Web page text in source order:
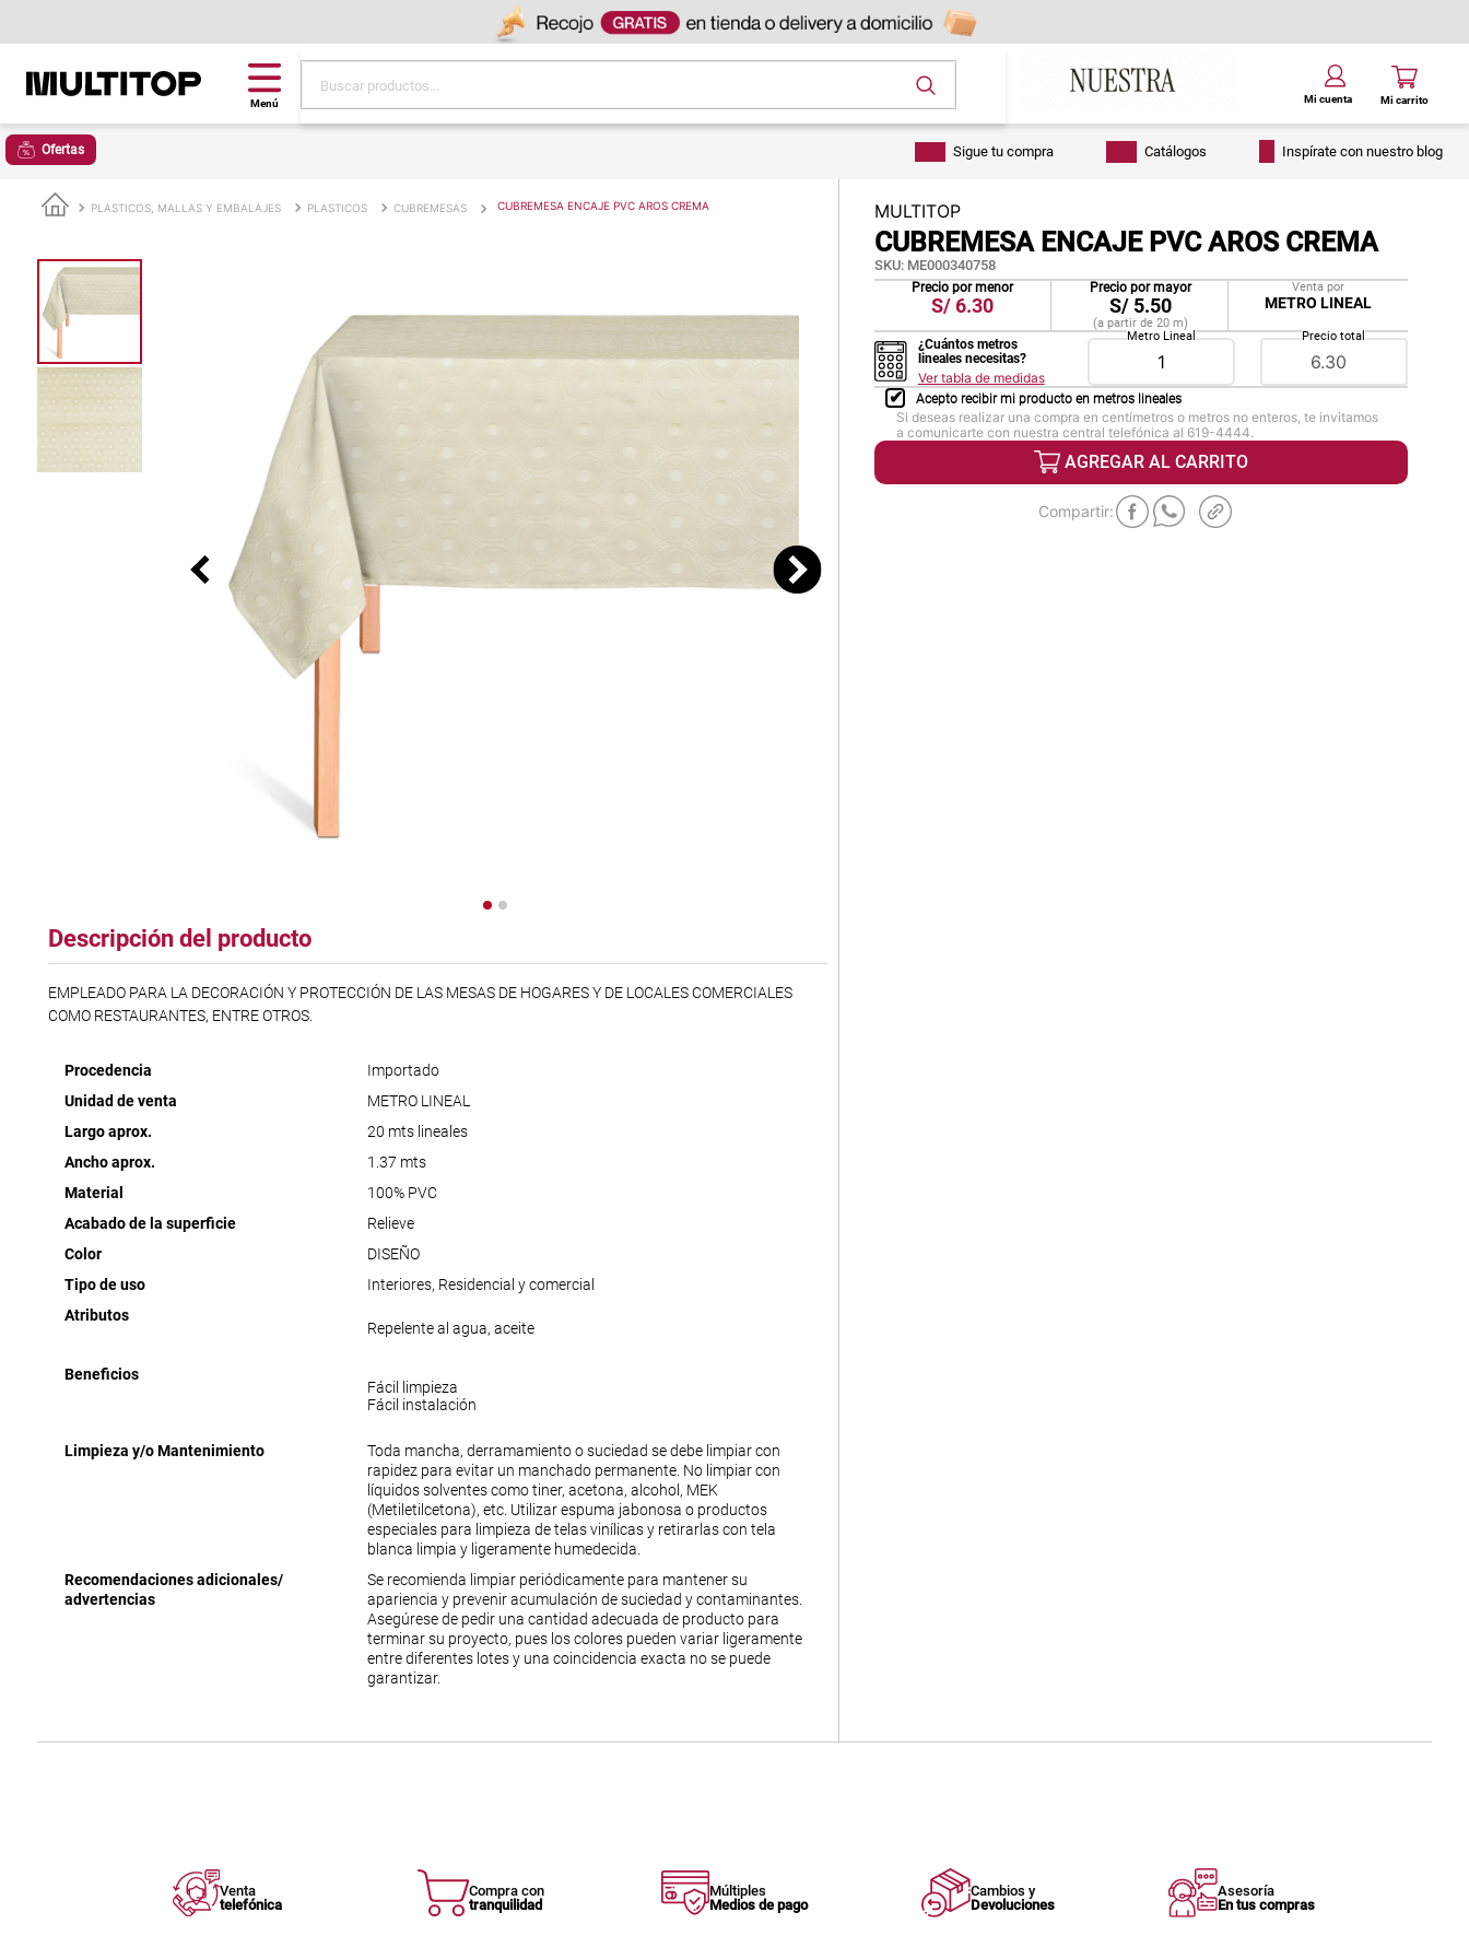
Ofertas Sigue tu compra Catálogos Inspírate con nuestro blog
PLASTICOS, MALLAS Y EMBALAJES PLASTICOS CUBREMESAS CUBREMESA ENCAJE PVC AROS CREMA
Descripción del producto
EMPLEADO PARA LA DECORACIÓN Y PROTECCIÓN DE LAS MESAS DE HOGARES Y DE LOCALES COMERCIALES
COMO RESTAURANTES, ENTRE OTROS.
Procedencia
Importado
Unidad de venta
METRO LINEAL
Largo aprox.
20 mts lineales
Ancho aprox.
1.37 mts
Material
100% PVC
Acabado de la superficie
Relieve
Color
DISEÑO
Tipo de uso
Interiores, Residencial y comercial
Atributos
Repelente al agua, aceite
Beneficios
Fácil limpieza
Fácil instalación
Limpieza y/o Mantenimiento
Toda mancha, derramamiento o suciedad se debe limpiar con
rapidez para evitar un manchado permanente. No limpiar con
líquidos solventes como tiner, acetona, alcohol, MEK
(Metiletilcetona), etc. Utilizar espuma jabonosa o productos
especiales para limpieza de telas vinílicas y retirarlas con tela
blanca limpia y ligeramente humedecida.
Recomendaciones adicionales/
advertencias
Se recomienda limpiar periódicamente para mantener su
apariencia y prevenir acumulación de suciedad y contaminantes.
Asegúrese de pedir una cantidad adecuada de producto para
terminar su proyecto, pues los colores pueden variar ligeramente
entre diferentes lotes y una coincidencia exacta no se puede
garantizar.
MULTITOP
CUBREMESA ENCAJE PVC AROS CREMA
SKU: ME000340758
Precio por menor
S/6.30
Precio por mayor
S/ 5.50
(a partir de 20 m)
Venta por
METRO LINEAL
¿Cuántos metros
lineales necesitas?
Ver tabla de medidas
Metro Lineal Precio total
Acepto recibir mi producto en metros lineales
Si deseas realizar una compra en centímetros o metros no enteros, te invitamos
a comunicarte con nuestra central telefónica al 619-4444.
AGREGAR AL CARRITO
Venta
telefónica
Compra con
tranquilidad
Múltiples
Medios de pago
Cambios y
Devoluciones
Asesoría
En tus compras
alfombra
piso
tela
tapete